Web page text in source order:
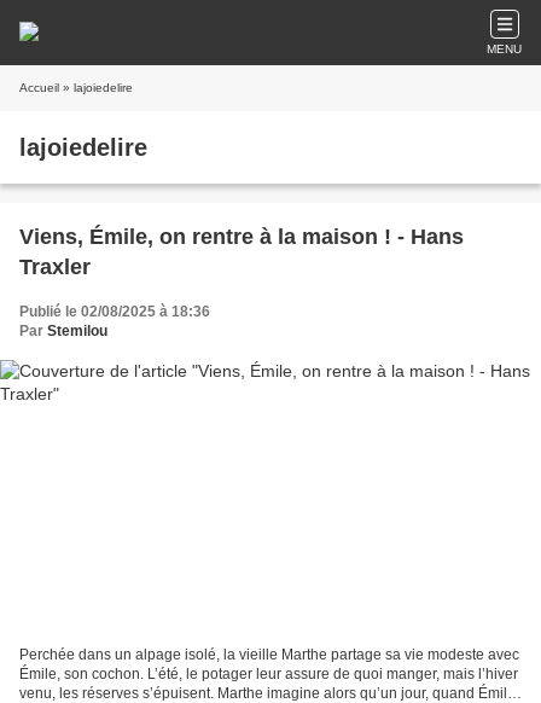
MENU
Accueil » lajoiedelire
lajoiedelire
Viens, Émile, on rentre à la maison ! - Hans
Traxler
Publié le 02/08/2025 à 18:36
Par Stemilou
Perchée dans un alpage isolé, la vieille Marthe partage sa vie modeste avec
Émile, son cochon. L’été, le potager leur assure de quoi manger, mais l’hiver
venu, les réserves s’épuisent. Marthe imagine alors qu’un jour, quand Émile